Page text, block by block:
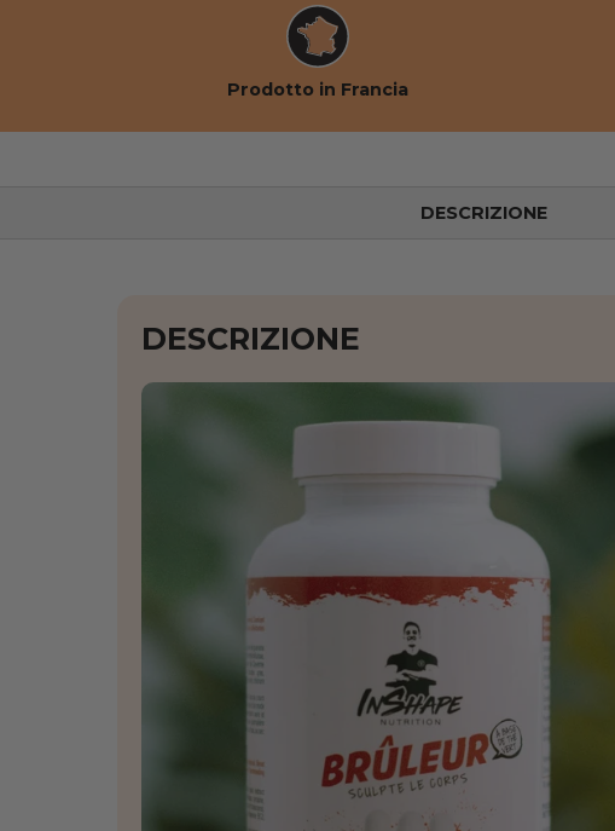
Prodotto in Francia
DESCRIZIONE
DESCRIZIONE